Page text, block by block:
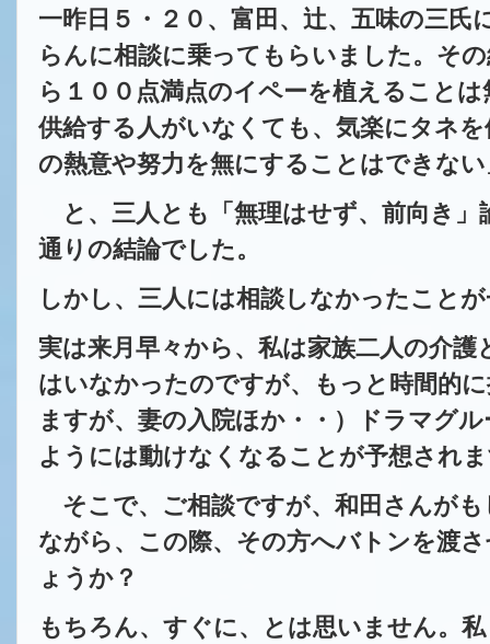
一昨日５・２０、富田、辻、五味の三
らんに相談に乗ってもらいました。そ
ら１００点満点のイペーを植えることは
供給する人がいなくても、 気楽にタネ
の熱意や努力を無にすることはできな
と、三人とも「無理はせず、前向き
通りの結論でした。
しかし、三人には相談しなかったこと
実は来月早々から、私は家族二人の介護
はいなかったのですが、もっと時間的
ますが、妻の入院ほか・・）ドラマグ
ようには動けなくなることが予想され
そこで、ご相談ですが、和田さんが
ながら、この際、その方へバトンを渡
ょうか？
もちろん、すぐに、とは思いません。